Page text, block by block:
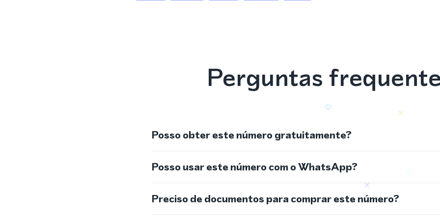
Perguntas
Posso obter este número gratuitamente?
Posso usar este número com o WhatsApp?
Preciso de documentos para comprar este número?